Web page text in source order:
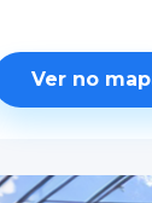
Ver no